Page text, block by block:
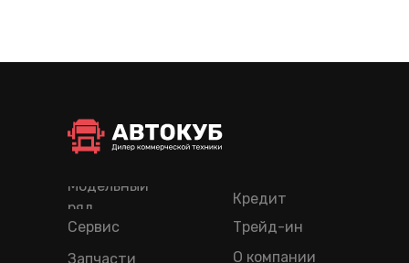
Кредит
Трейд-ин
Модельный
ряд
Сервис
Запчасти
О компании